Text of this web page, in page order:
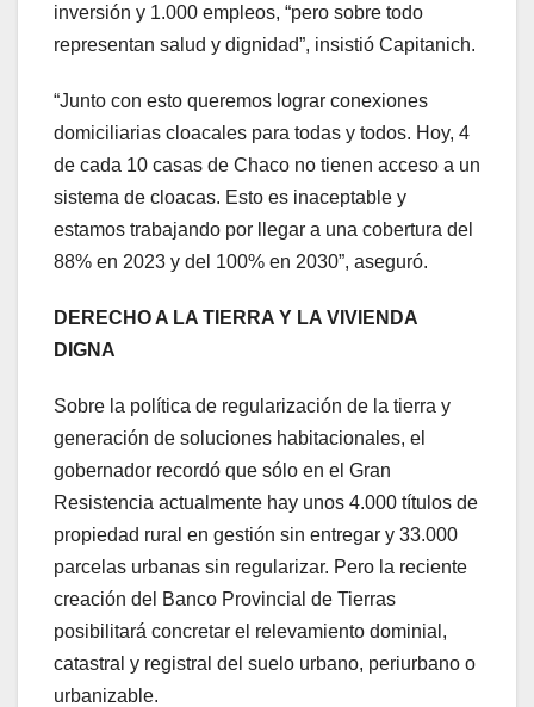
inversión y 1.000 empleos, “pero sobre todo
representan salud y dignidad”, insistió Capitanich.
“Junto con esto queremos lograr conexiones
domiciliarias cloacales para todas y todos. Hoy, 4
de cada 10 casas de Chaco no tienen acceso a un
sistema de cloacas. Esto es inaceptable y
estamos trabajando por llegar a una cobertura del
88% en 2023 y del 100% en 2030”, aseguró.
DERECHO A LA TIERRA Y LA VIVIENDA
DIGNA
Sobre la política de regularización de la tierra y
generación de soluciones habitacionales, el
gobernador recordó que sólo en el Gran
Resistencia actualmente hay unos 4.000 títulos de
propiedad rural en gestión sin entregar y 33.000
parcelas urbanas sin regularizar. Pero la reciente
creación del Banco Provincial de Tierras
posibilitará concretar el relevamiento dominial,
catastral y registral del suelo urbano, periurbano o
urbanizable.